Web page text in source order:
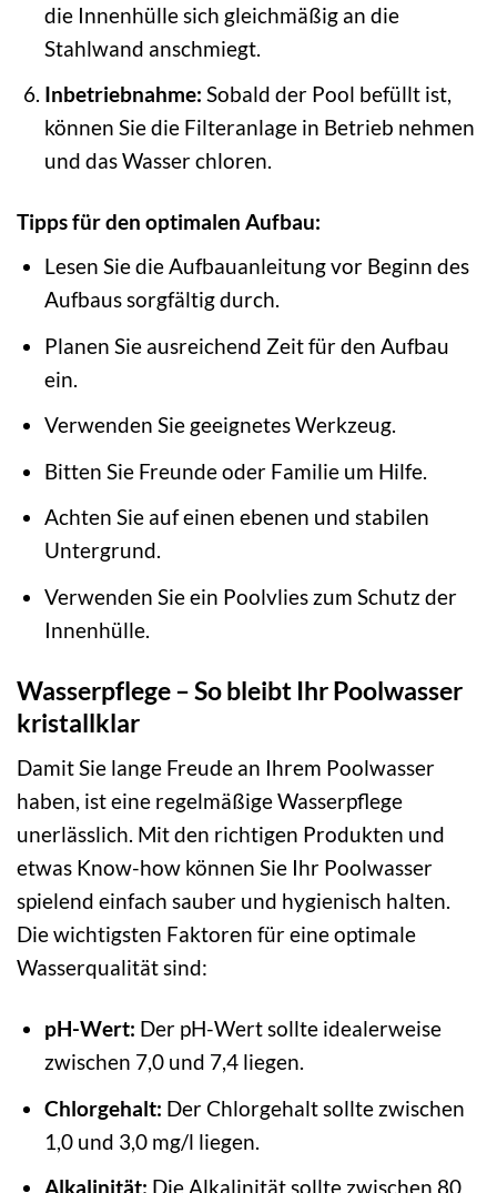
die Innenhülle sich gleichmäßig an die
Stahlwand anschmiegt.
Inbetriebnahme: Sobald der Pool befüllt ist,
können Sie die Filteranlage in Betrieb nehmen
und das Wasser chloren.
Tipps für den optimalen Aufbau:
Lesen Sie die Aufbauanleitung vor Beginn des
Aufbaus sorgfältig durch.
Planen Sie ausreichend Zeit für den Aufbau
ein.
Verwenden Sie geeignetes Werkzeug.
Bitten Sie Freunde oder Familie um Hilfe.
Achten Sie auf einen ebenen und stabilen
Untergrund.
Verwenden Sie ein Poolvlies zum Schutz der
Innenhülle.
Wasserpflege – So bleibt Ihr Poolwasser
kristallklar
Damit Sie lange Freude an Ihrem Poolwasser
haben, ist eine regelmäßige Wasserpflege
unerlässlich. Mit den richtigen Produkten und
etwas Know-how können Sie Ihr Poolwasser
spielend einfach sauber und hygienisch halten.
Die wichtigsten Faktoren für eine optimale
Wasserqualität sind:
pH-Wert: Der pH-Wert sollte idealerweise
zwischen 7,0 und 7,4 liegen.
Chlorgehalt: Der Chlorgehalt sollte zwischen
1,0 und 3,0 mg/l liegen.
Alkalinität: Die Alkalinität sollte zwischen 80